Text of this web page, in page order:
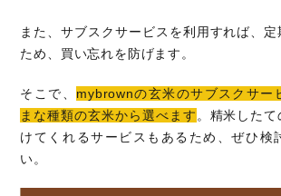
また、サブスクサービスを利用すれば、定
ため、買い忘れを防げます。
そこで、 mybrownの玄米のサブスクサー
まな種類の玄米から選べます 。精米した
けてくれるサービスもあるため、ぜひ検
い。